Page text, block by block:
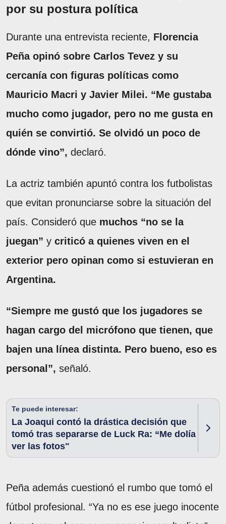
por su postura política
Durante una entrevista reciente, Florencia
Peña opinó sobre Carlos Tevez y su
cercanía con figuras políticas como
Mauricio Macri y Javier Milei. “Me gustaba
mucho como jugador, pero no me gusta en
quién se convirtió. Se olvidó un poco de
dónde vino”, declaró.
La actriz también apuntó contra los futbolistas
que evitan pronunciarse sobre la situación del
país. Consideró que muchos “no se la
juegan” y criticó a quienes viven en el
exterior pero opinan como si estuvieran en
Argentina.
“Siempre me gustó que los jugadores se
hagan cargo del micrófono que tienen, que
bajen una línea distinta. Pero bueno, eso es
personal”, señaló.
Te puede interesar:
La Joaqui contó la drástica decisión que
tomó tras separarse de Luck Ra: “Me dolía
ver las fotos"
Peña además cuestionó el rumbo que tomó el
fútbol profesional. “Ya no es ese juego inocente